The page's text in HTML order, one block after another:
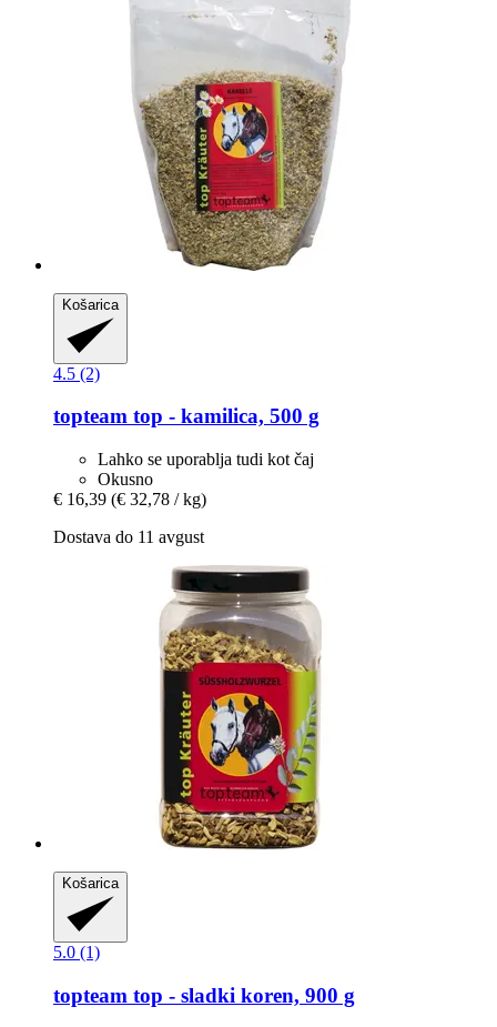
Košarica
4.5 (2)
topteam top -​ kamilica, 500 g
Lahko se uporablja tudi kot čaj
Okusno
€ 16,39 (€ 32,78 / kg)
Dostava do 11 avgust
Košarica
5.0 (1)
topteam top -​ sladki koren, 900 g